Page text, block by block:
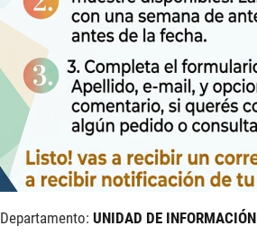
Departamento: UNIDAD DE INFORMACIÓN